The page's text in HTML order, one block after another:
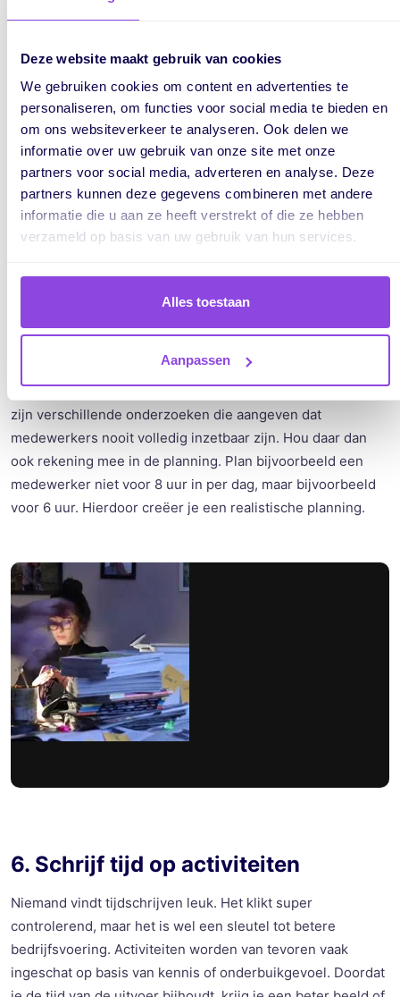
Deze website maakt gebruik van cookies
We gebruiken cookies om content en advertenties te
personaliseren, om functies voor social media te bieden en
om ons websiteverkeer te analyseren. Ook delen we
informatie over uw gebruik van onze site met onze
partners voor social media, adverteren en analyse. Deze
partners kunnen deze gegevens combineren met andere
informatie die u aan ze heeft verstrekt of die ze hebben
verzameld op basis van uw gebruik van hun services.
Alles toestaan
Aanpassen
5. Plan je dag niet helemaal vol
Niemand is 100% inzetbaar en dat is maar goed ook.
werkuren spenderen medewerkers tijd aan lezen van
nieuws, bijhouden van sociale media, roken en kletsen. Er
zijn verschillende onderzoeken die aangeven dat
medewerkers nooit volledig inzetbaar zijn. Hou daar dan
ook rekening mee in de planning. Plan bijvoorbeeld een
medewerker niet voor 8 uur in per dag, maar bijvoorbeeld
voor 6 uur. Hierdoor creëer je een realistische planning.
6. Schrijf tijd op activiteiten
Niemand vindt tijdschrijven leuk. Het klikt super
controlerend, maar het is wel een sleutel tot betere
bedrijfsvoering. Activiteiten worden van tevoren vaak
ingeschat op basis van kennis of onderbuikgevoel. Doordat